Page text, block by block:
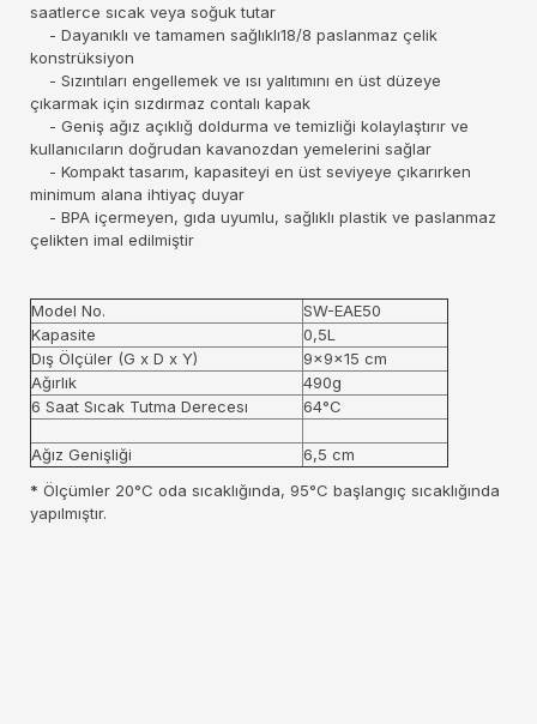
saatlerce sıcak veya soğuk tutar
- Dayanıklı ve tamamen sağlıklı18/8 paslanmaz çelik
konstrüksiyon
- Sızıntıları engellemek ve ısı yalıtımını en üst düzeye
çıkarmak için sızdırmaz contalı kapak
- Geniş ağız açıklığ doldurma ve temizliği kolaylaştırır ve
kullanıcıların doğrudan kavanozdan yemelerini sağlar
- Kompakt tasarım, kapasiteyi en üst seviyeye çıkarırken
minimum alana ihtiyaç duyar
- BPA içermeyen, gıda uyumlu, sağlıklı plastik ve paslanmaz
çelikten imal edilmiştir
Model No.
SW-EAE50
Kapasite
0,5L
Dış Ölçüler (G x D x Y)
9x9x15 cm
Ağırlık
490g
6 Saat Sıcak Tutma Derecesı
64°C
Ağız Genişliği
6,5 cm
* Ölçümler 20°C oda sıcaklığında, 95°C başlangıç sıcaklığında
yapılmıştır.